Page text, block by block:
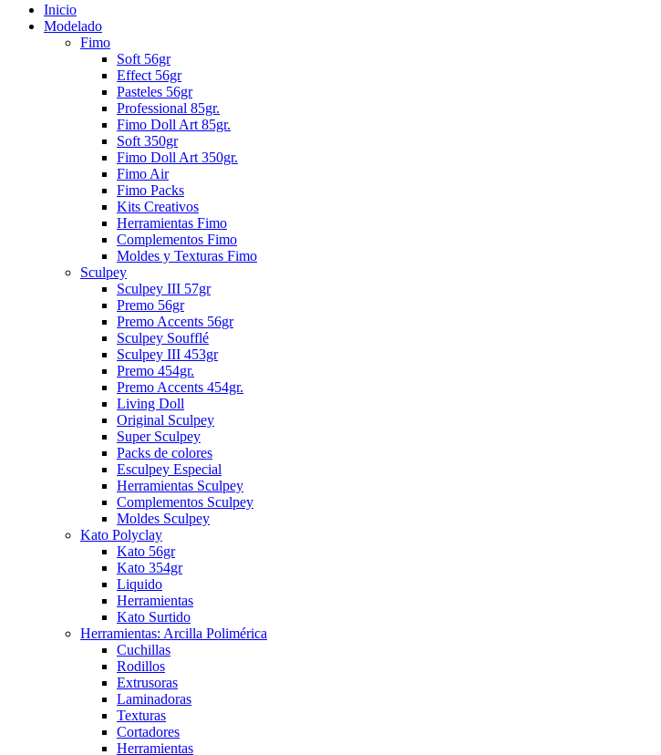
Inicio
Modelado
Fimo
Soft 56gr
Effect 56gr
Pasteles 56gr
Professional 85gr.
Fimo Doll Art 85gr.
Soft 350gr
Fimo Doll Art 350gr.
Fimo Air
Fimo Packs
Kits Creativos
Herramientas Fimo
Complementos Fimo
Moldes y Texturas Fimo
Sculpey
Sculpey III 57gr
Premo 56gr
Premo Accents 56gr
Sculpey Soufflé
Sculpey III 453gr
Premo 454gr.
Premo Accents 454gr.
Living Doll
Original Sculpey
Super Sculpey
Packs de colores
Esculpey Especial
Herramientas Sculpey
Complementos Sculpey
Moldes Sculpey
Kato Polyclay
Kato 56gr
Kato 354gr
Liquido
Herramientas
Kato Surtido
Herramientas: Arcilla Polimérica
Cuchillas
Rodillos
Extrusoras
Laminadoras
Texturas
Cortadores
Herramientas